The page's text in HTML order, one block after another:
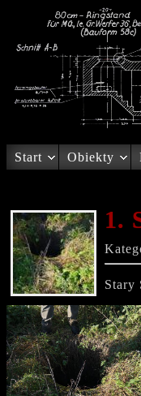
Start Obiekty
1.
Stary